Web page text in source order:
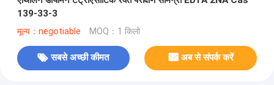
139-33-3
मूल्य：negotiable MOQ：1 किलो
सबसे अच्छी कीमत अब से संपर्क करें